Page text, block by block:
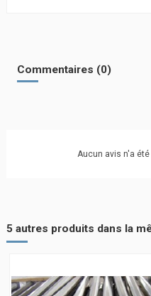
Commentaires (0)
Aucun avis n'a
5 autres produits dans la